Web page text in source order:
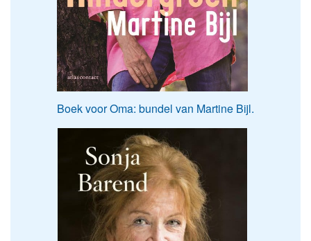
Boek voor Oma: bundel van Martine Bijl.